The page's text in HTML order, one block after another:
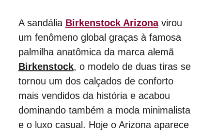
A sandália Birkenstock Arizona virou
um fenômeno global graças à famosa
palmilha anatômica da marca alemã
Birkenstock, o modelo de duas tiras se
tornou um dos calçados de conforto
mais vendidos da história e acabou
dominando também a moda minimalista
e o luxo casual. Hoje o Arizona aparece